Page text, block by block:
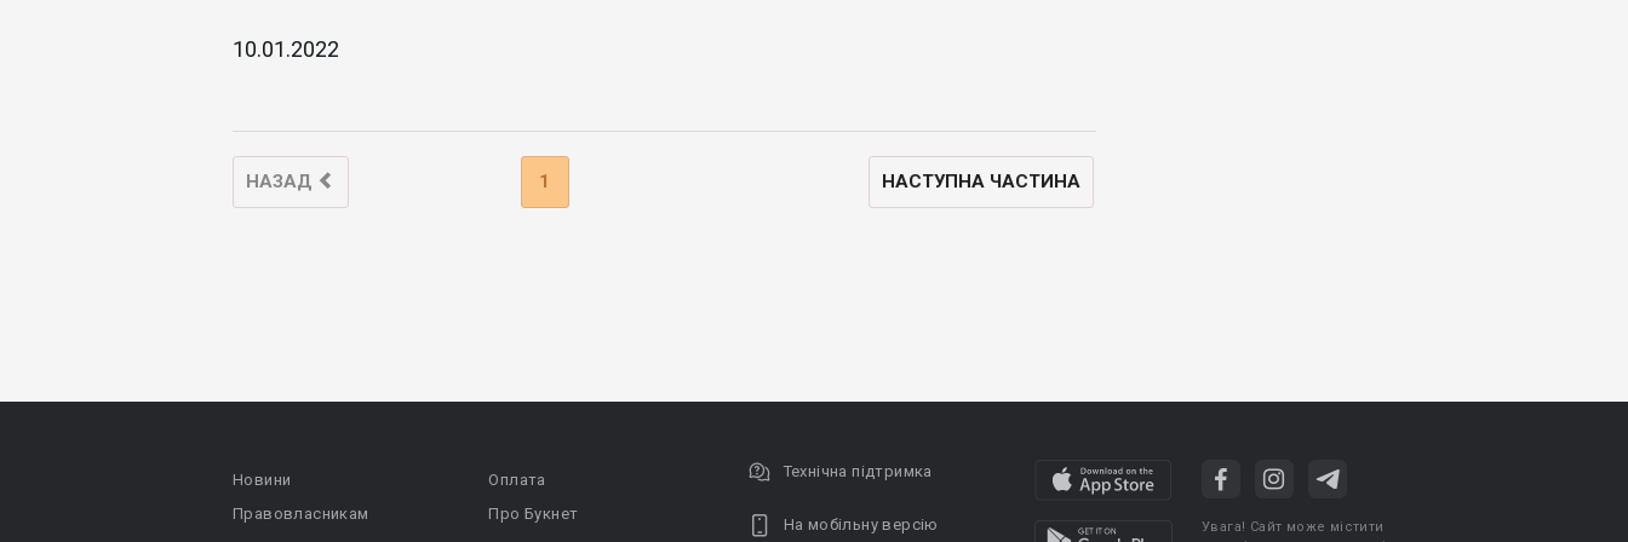
10.01.2022
НАЗАД 1 НАСТУПНА ЧАСТИНА
Новини
Правовласникам
Оплата
Про Букнет
Технічна підтримка
На мобільну версію
Увага! Сайт може містити